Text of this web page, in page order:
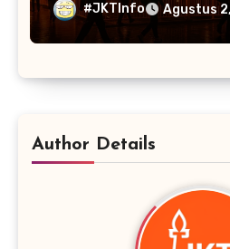
#JKTInfo Agustus
Author Details